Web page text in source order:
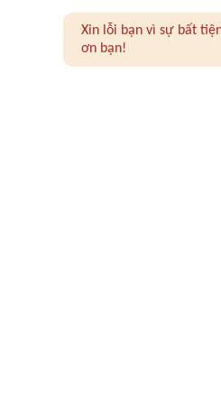
Xin lỗi bạn vì sự bất
ơn bạn!